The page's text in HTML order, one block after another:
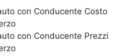
con Conducente Costo
con Conducente Prezzi